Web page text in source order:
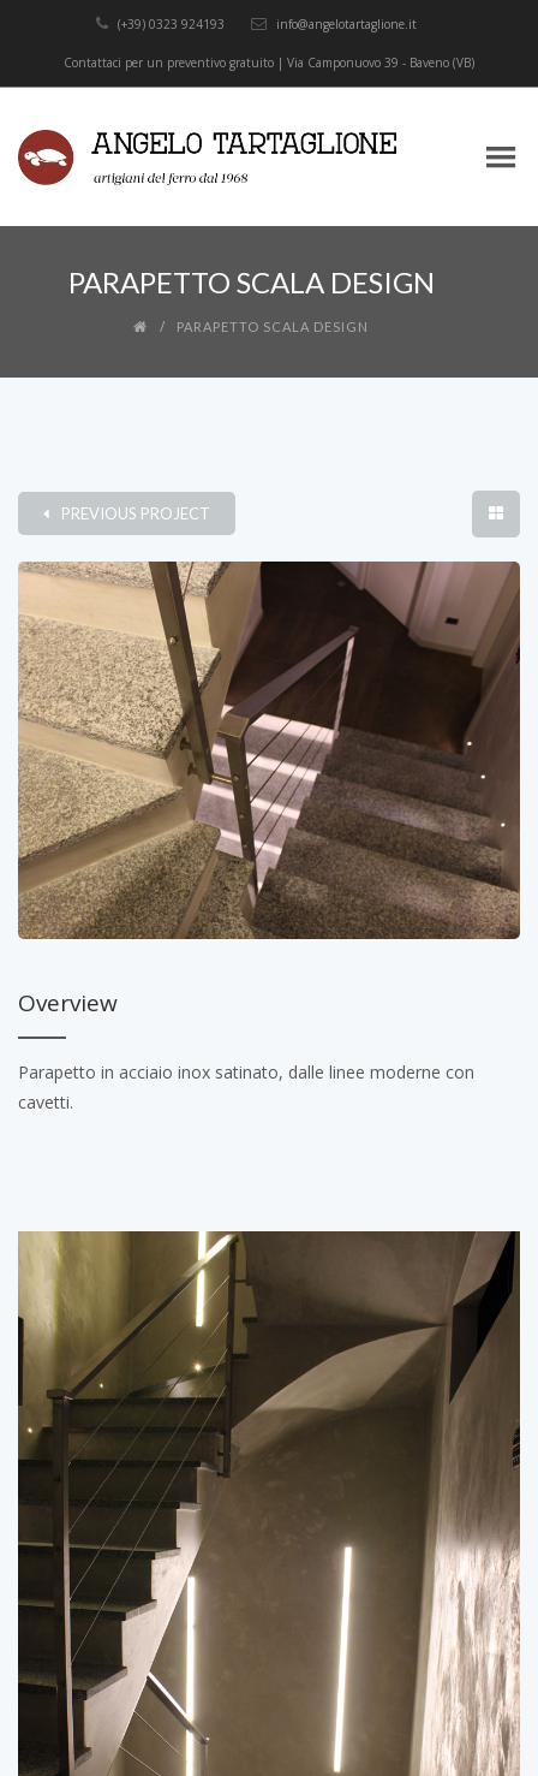
(+39) 0323 924193 info@angelotartaglione.it
Contattaci per un preventivo gratuito | Via Camponuovo 39 - Baveno (VB)
PARAPETTO SCALA DESIGN
PARAPETTO SCALA DESIGN
PREVIOUS PROJECT
Overview
Parapetto in acciaio inox satinato, dalle linee moderne con
cavetti.